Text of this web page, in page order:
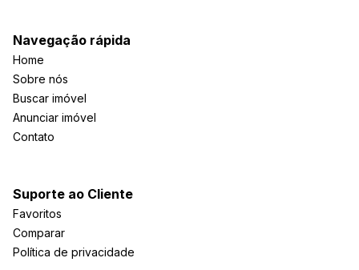
Navegação rápida
Home
Sobre nós
Buscar imóvel
Anunciar imóvel
Contato
Suporte ao Cliente
Favoritos
Comparar
Política de privacidade